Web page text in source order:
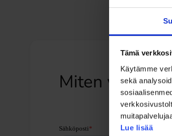
Tämä
Käytämme
sekä
Lue lisää
Miten